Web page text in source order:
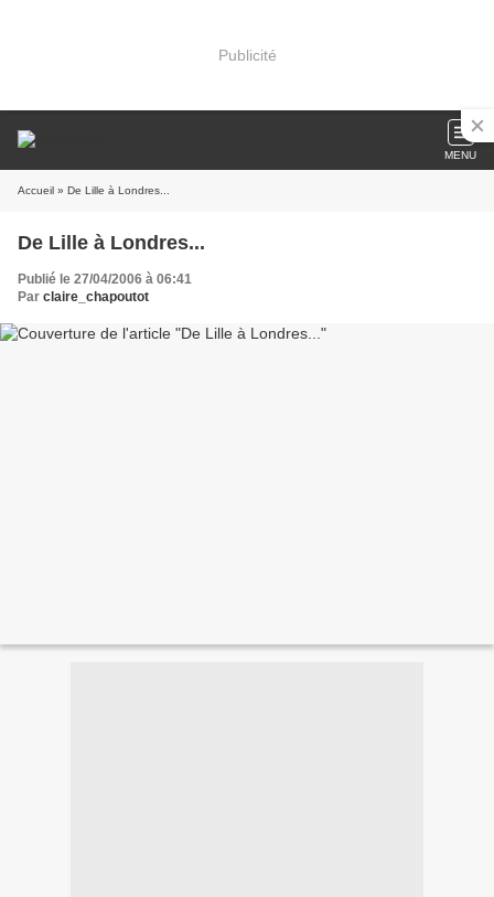
Publicité
MENU
Accueil » De Lille à Londres...
De Lille à Londres...
Publié le 27/04/2006 à 06:41
Par claire_chapoutot